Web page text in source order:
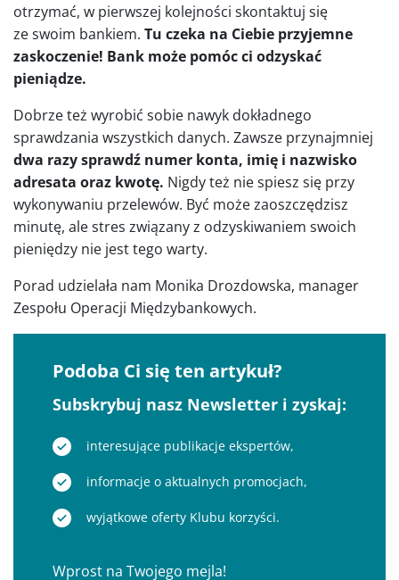
otrzymać, w pierwszej kolejności skontaktuj się
ze swoim bankiem. Tu czeka na Ciebie przyjemne
zaskoczenie! Bank może pomóc ci odzyskać
pieniądze.
Dobrze też wyrobić sobie nawyk dokładnego
sprawdzania wszystkich danych. Zawsze przynajmniej
dwa razy sprawdź numer konta, imię i nazwisko
adresata oraz kwotę. Nigdy też nie spiesz się przy
wykonywaniu przelewów. Być może zaoszczędzisz
minutę, ale stres związany z odzyskiwaniem swoich
pieniędzy nie jest tego warty.
Porad udzielała nam Monika Drozdowska, manager
Zespołu Operacji Międzybankowych.
Podoba Ci się ten artykuł?
Subskrybuj nasz Newsletter i zyskaj:
interesujące publikacje ekspertów,
informacje o aktualnych promocjach,
wyjątkowe oferty Klubu korzyści.
Wprost na Twojego mejla!